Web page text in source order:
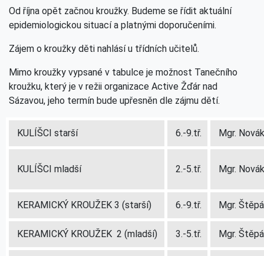
Od října opět začnou kroužky. Budeme se řídit aktuální
epidemiologickou situací a platnými doporučeními.
Zájem o kroužky děti nahlásí u třídních učitelů.
Mimo kroužky vypsané v tabulce je možnost Tanečního
kroužku, který je v režii organizace Active Žďár nad
Sázavou, jeho termín bude upřesněn dle zájmu dětí.
KULÍŠCI starší 6.-9.tř. Mgr.
KULÍŠCI mladší 2.-5.tř. Mgr.
KERAMICKÝ KROUŽEK 3 (starší) 6.-9.tř. Mgr.
KERAMICKÝ KROUŽEK 2 (mladší) 3.-5.tř. Mgr.